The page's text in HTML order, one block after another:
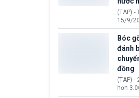
nguyên
đến ổ
khiến ít
mắc
(TAP) -
15/9/
áp
quản lý
Một
tờ,
phép
soát
khiến
Quốc
xuất
Bóc
đánh
đồng
(TAP) -
hơn
một